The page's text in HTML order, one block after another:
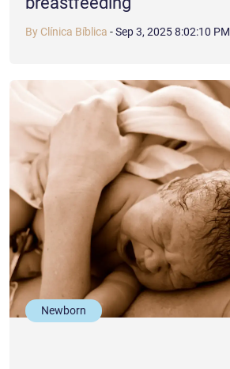
By Clínica Bíblica -Sep 3, 2025 8:02:10 PM
Newborn